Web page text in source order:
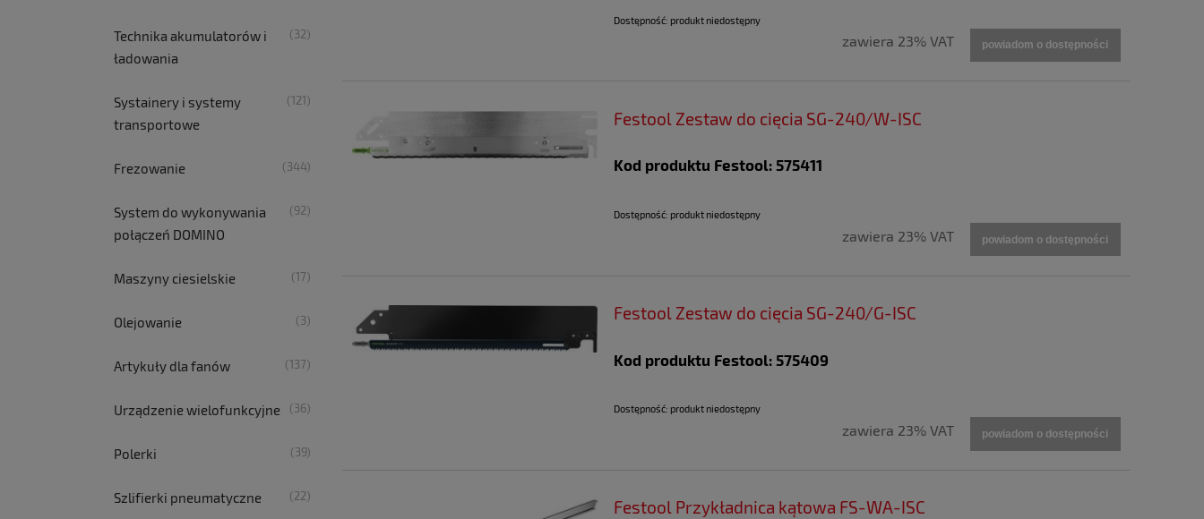
Technika akumulatorów i
ładowania
(32)
Systainery i systemy
transportowe
(121)
Frezowanie (344)
System do wykonywania
połączeń DOMINO
(92)
Maszyny ciesielskie (17)
Olejowanie (3)
Artykuły dla fanów (137)
Urządzenie wielofunkcyjne (36)
Polerki (39)
Szlifierki pneumatyczne (22)
Dostępność: produkt niedostępny
zawiera 23% VAT powiadom o dostępności
Festool Zestaw do cięcia SG-240/W-ISC
Kod produktu Festool: 575411
Dostępność: produkt niedostępny
zawiera 23% VAT powiadom o dostępności
Festool Zestaw do cięcia SG-240/G-ISC
Kod produktu Festool: 575409
Dostępność: produkt niedostępny
zawiera 23% VAT powiadom o dostępności
Festool Przykładnica kątowa FS-WA-ISC